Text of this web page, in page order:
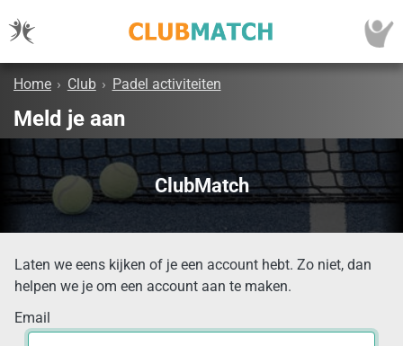
Home › Club › Padel activiteiten
Meld je aan
ClubMatch
Laten we eens kijken of je een account hebt. Zo niet, dan
helpen we je om een account aan te maken.
Email